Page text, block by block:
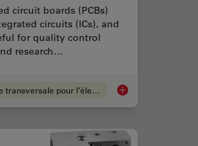
circuit boards (PCBs)
circuits (ICs), and
for quality control
research…
Analyse transversale pour l’électronique Quality Control via